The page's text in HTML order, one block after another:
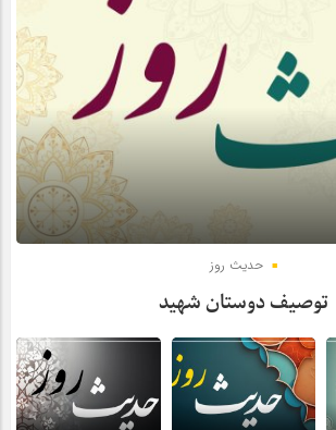
حدیث روز
توصیف دوستان شهید